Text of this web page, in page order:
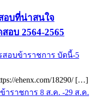
อบที่น่าสนใจ
อบ 2564-2565
อบข้าราชการ บัดนี้-5
ehenx.com/18290/ […]
ราชการ 8 ส.ค. -29 ส.ค.